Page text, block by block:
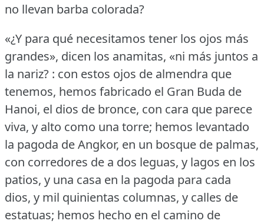
no llevan barba colorada?
«¿Y para qué necesitamos tener los ojos más
grandes», dicen los anamitas, «ni más juntos a
la nariz? : con estos ojos de almendra que
tenemos, hemos fabricado el Gran Buda de
Hanoi, el dios de bronce, con cara que parece
viva, y alto como una torre; hemos levantado
la pagoda de Angkor, en un bosque de palmas,
con corredores de a dos leguas, y lagos en los
patios, y una casa en la pagoda para cada
dios, y mil quinientas columnas, y calles de
estatuas; hemos hecho en el camino de